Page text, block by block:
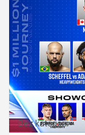
Bez kategorii